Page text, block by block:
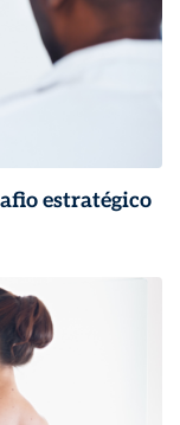
estratégico